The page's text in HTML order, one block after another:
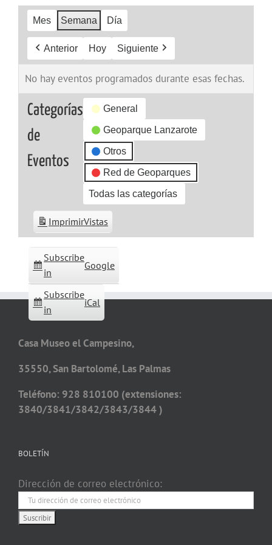
Mes Semana Día
Anterior Hoy Siguiente
No hay eventos programados durante esas fechas.
Categorías
de
Eventos
General
Geoparque Lanzarote
Otros
Red de Geoparques
Todas las categorías
Subscribe
in
Google
Subscribe
in
iCal
ImprimirVistas
Casa Museo el Campesino,
35550, San Bartolomé, Las Palmas
Teléfono: 928 810100 (extensiones:
3840/3841/3842/3843/3844 )
BOLETÍN
Dirección de correo electrónico: